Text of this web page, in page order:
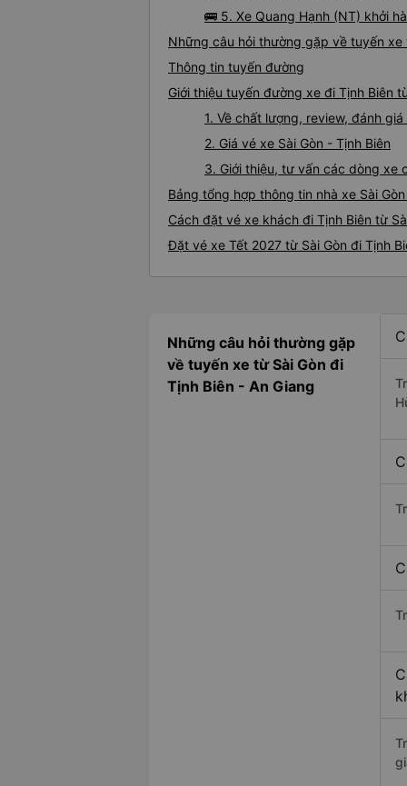
🚌 5. Xe Quang Hạnh (NT) khởi
Những câu hỏi thường gặp về tuyến xe
Thông tin tuyến đường
Giới thiệu tuyến đường xe đi Tịnh Biên
1. Về chất lượng, review, đánh
2. Giá vé xe Sài Gòn - Tịnh Biên
3. Giới thiệu, tư vấn các dòng xe
Bảng tổng hợp thông tin nhà xe Sài Gòn
Cách đặt vé xe khách đi Tịnh Biên từ
Đặt vé xe Tết 2027 từ Sài Gòn đi Tịnh
Những câu hỏi thường gặp
về tuyến xe từ Sài Gòn đi
Tịnh Biên - An Giang